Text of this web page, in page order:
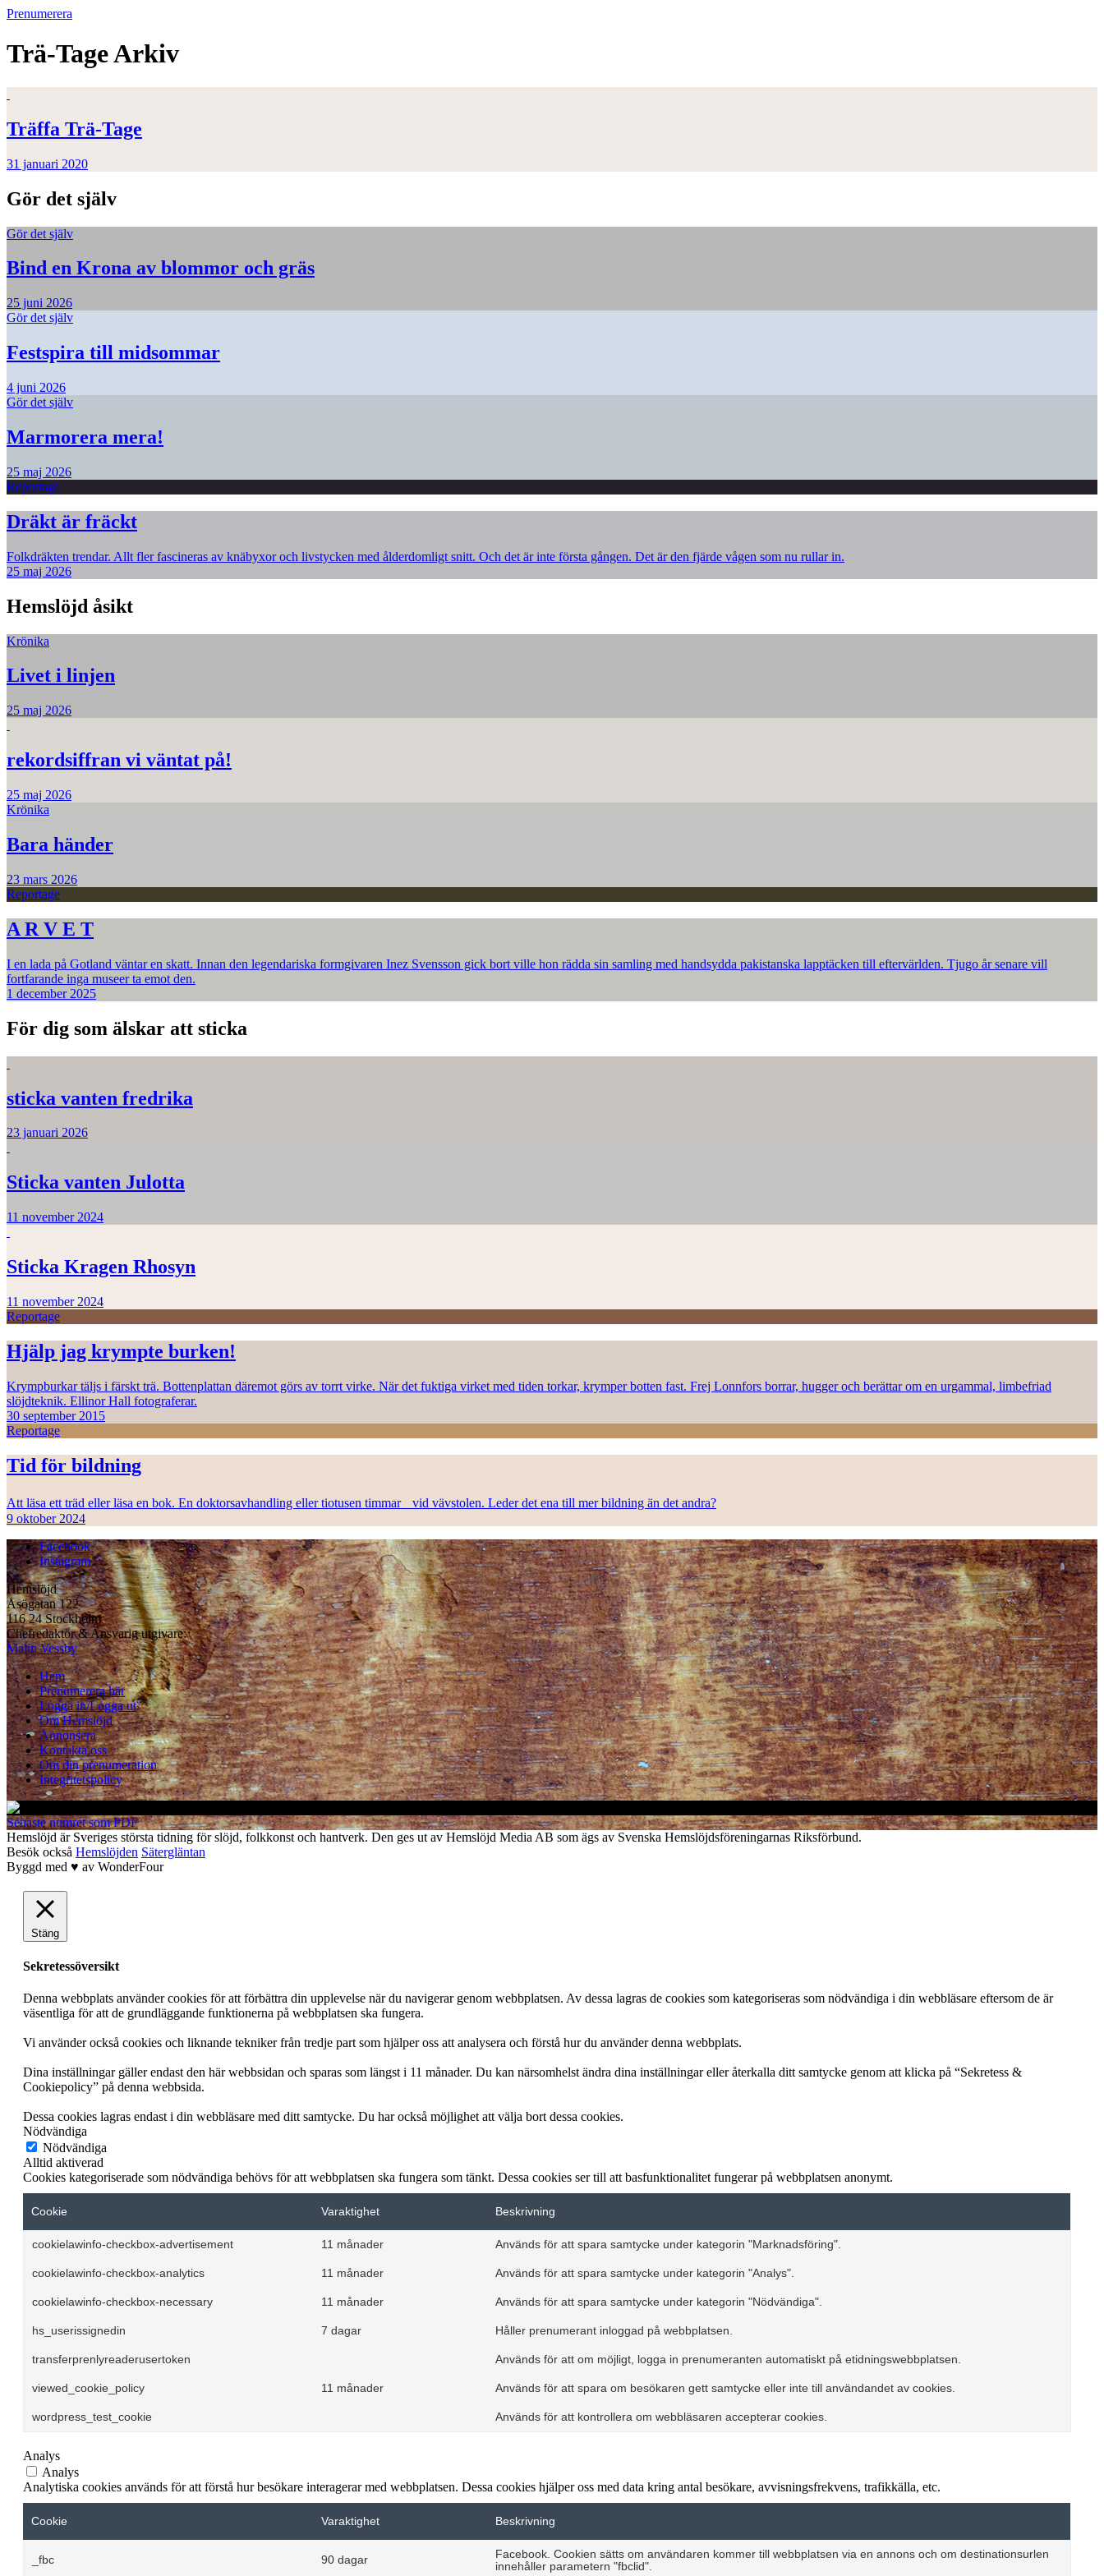
Prenumerera
Trä-TageArkiv
Träffa Trä-Tage
31 januari 2020
Gör det själv
Gör det själv
Bind en Krona av blommor och gräs
25 juni 2026
Gör det själv
Festspira till midsommar
4 juni 2026
Gör det själv
Marmorera mera!
25 maj 2026
Reportage
Dräkt är fräckt
Folkdräkten trendar. Allt fler fascineras av knäbyxor och livstycken med ålderdomligt snitt. Och det är inte första gången. Det är den fjärde vågen som nu rullar in.
25 maj 2026
Hemslöjd åsikt
Krönika
Livet i linjen
25 maj 2026
rekordsiffran vi väntat på!
25 maj 2026
Krönika
Bara händer
23 mars 2026
Reportage
A R V E T
I en lada på Gotland väntar en skatt. Innan den legendariska formgivaren Inez Svensson gick bort ville hon rädda sin samling med handsydda pakistanska lapptäcken till eftervärlden. Tjugo år senare vill
fortfarande inga museer ta emot den.
1 december 2025
För dig som älskar att sticka
sticka vanten fredrika
23 januari 2026
Sticka vanten Julotta
11 november 2024
Sticka Kragen Rhosyn
11 november 2024
Reportage
Hjälp jag krympte burken!
Krympburkar täljs i färskt trä. Bottenplattan däremot görs av torrt virke. När det fuktiga virket med tiden torkar, krymper botten fast. Frej Lonnfors borrar, hugger och berättar om en urgammal, limbefriad
slöjdteknik. Ellinor Hall fotograferar.
30 september 2015
Reportage
Tid för bildning
Att läsa ett träd eller läsa en bok. En doktorsavhandling eller tiotusen timmar vid vävstolen. Leder det ena till mer bildning än det andra?
9 oktober 2024
Facebook
Instagram
Hemslöjd
Åsögatan 122
116 24 Stockholm
Chefredaktör & Ansvarig utgivare:
Malin Vessby
Hem
Prenumerera här
Logga in/Logga ut
Om Hemslöjd
Annonsera
Kontakta oss
Om din prenumeration
Integritetspolicy
Senaste numret som PDF
Hemslöjd är Sveriges största tidning för slöjd, folkkonst och hantverk. Den ges ut av Hemslöjd Media AB som ägs av Svenska Hemslöjdsföreningarnas Riksförbund.
Besök också Hemslöjden Sätergläntan
Byggd med ♥ av WonderFour
Stäng
Sekretessöversikt
Denna webbplats använder cookies för att förbättra din upplevelse när du navigerar genom webbplatsen. Av dessa lagras de cookies som kategoriseras som nödvändiga i din webbläsare eftersom de är
väsentliga för att de grundläggande funktionerna på webbplatsen ska fungera.
Vi använder också cookies och liknande tekniker från tredje part som hjälper oss att analysera och förstå hur du använder denna webbplats.
Dina inställningar gäller endast den här webbsidan och sparas som längst i 11 månader. Du kan närsomhelst ändra dina inställningar eller återkalla ditt samtycke genom att klicka på “Sekretess &
Cookiepolicy” på denna webbsida.
Dessa cookies lagras endast i din webbläsare med ditt samtycke. Du har också möjlighet att välja bort dessa cookies.
Nödvändiga
Nödvändiga
Alltid aktiverad
Cookies kategoriserade som nödvändiga behövs för att webbplatsen ska fungera som tänkt. Dessa cookies ser till att basfunktionalitet fungerar på webbplatsen anonymt.
Cookie Varaktighet Beskrivning
cookielawinfo-checkbox-advertisement 11 månader Används för att spara samtycke under kategorin "Marknadsföring".
cookielawinfo-checkbox-analytics 11 månader Används för att spara samtycke under kategorin "Analys".
cookielawinfo-checkbox-necessary 11 månader Används för att spara samtycke under kategorin "Nödvändiga".
hs_userissignedin 7 dagar Håller prenumerant inloggad på webbplatsen.
transferprenlyreaderusertoken Används för att om möjligt, logga in prenumeranten automatiskt på etidningswebbplatsen.
viewed_cookie_policy 11 månader Används för att spara om besökaren gett samtycke eller inte till användandet av cookies.
wordpress_test_cookie Används för att kontrollera om webbläsaren accepterar cookies.
Analys
Analys
Analytiska cookies används för att förstå hur besökare interagerar med webbplatsen. Dessa cookies hjälper oss med data kring antal besökare, avvisningsfrekvens, trafikkälla, etc.
Cookie Varaktighet Beskrivning
_fbc 90 dagar
Facebook. Cookien sätts om användaren kommer till webbplatsen via en annons och om destinationsurlen
innehåller parametern "fbclid".